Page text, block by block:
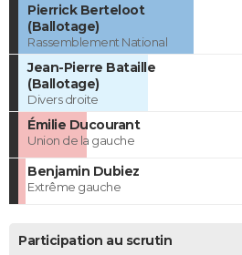
Pierrick Berteloot
(Ballotage)
Rassemblement National
Jean-Pierre Bataille
(Ballotage)
Divers droite
Émilie Ducourant
Union de la gauche
Benjamin Dubiez
Extrême gauche
Participation au scrutin